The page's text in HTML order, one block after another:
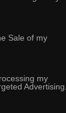
Sale of my
my
Advertising.